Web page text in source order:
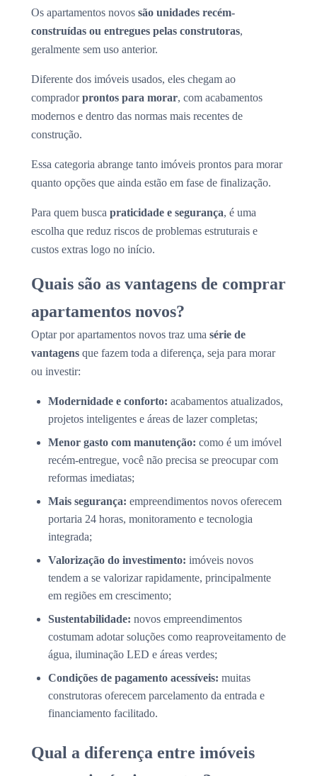
Os apartamentos novos são unidades recém-
construídas ou entregues pelas construtoras,
geralmente sem uso anterior.
Diferente dos imóveis usados, eles chegam ao
compradorprontos para morar, com acabamentos
modernos e dentro das normas mais recentes de
construção.
Essa categoria abrange tanto imóveis prontos para morar
quanto opções que ainda estão em fase de finalização.
Para quem busca praticidade e segurança, é uma
escolha que reduz riscos de problemas estruturais e
custos extras logo no início.
Quais são as vantagens de comprar
apartamentos novos?
Optar por apartamentos novos traz uma série de
vantagens que fazem toda a diferença, seja para morar
ou investir:
Modernidade e conforto: acabamentos atualizados,
projetos inteligentes e áreas de lazer completas;
Menor gasto com manutenção: como é um imóvel
recém-entregue, você não precisa se preocupar com
reformas imediatas;
Mais segurança: empreendimentos novos oferecem
portaria 24 horas, monitoramento e tecnologia
integrada;
Valorização do investimento: imóveis novos
tendem a se valorizar rapidamente, principalmente
em regiões em crescimento;
Sustentabilidade: novos empreendimentos
costumam adotar soluções como reaproveitamento de
água, iluminação LED e áreas verdes;
Condições de pagamento acessíveis: muitas
construtoras oferecem parcelamento da entrada e
financiamento facilitado.
Qual a diferença entre imóveis